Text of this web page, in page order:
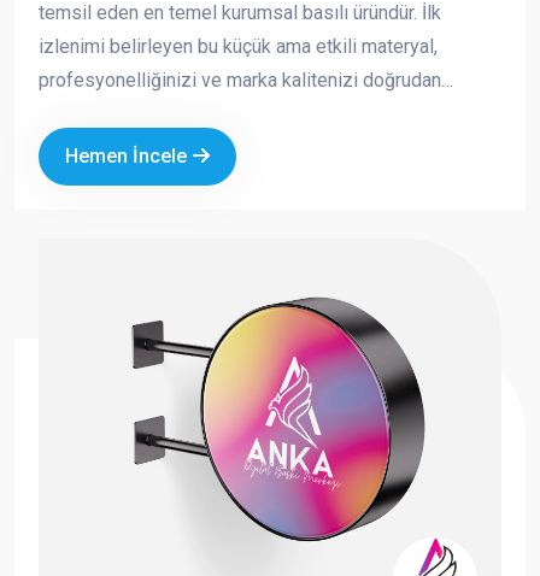
temsil eden en temel kurumsal basılı üründür. İlk
izlenimi belirleyen bu küçük ama etkili materyal,
profesyonelliğinizi ve marka kalitenizi doğrudan
uygulamaları ile hazırlanan kartvizitler, firmanızın
prestijini artırır ve akılda kalıcılığını güçlendirir.
Hemen İncele